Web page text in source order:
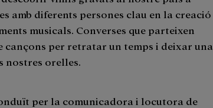
amb diferents persones clau en la creació
musicals. Converses que parteixen
cançons per retratar un temps i deixar una
nostres orelles.
per la comunicadora i locutora de